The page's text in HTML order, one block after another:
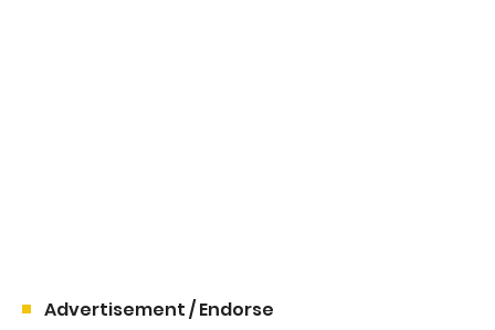
Advertisement / Endorse